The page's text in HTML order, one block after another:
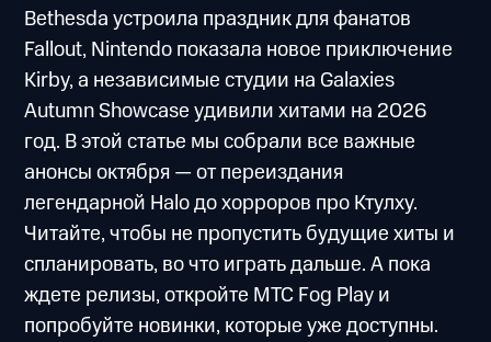
Bethesda устроила праздник для фанатов
Fallout, Nintendo показала новое приключение
Kirby, а независимые студии на Galaxies
Autumn Showcase удивили хитами на 2026
год. В этой статье мы собрали все важные
анонсы октября — от переиздания
легендарной Halo до хорроров про Ктулху.
Читайте, чтобы не пропустить будущие хиты и
спланировать, во что играть дальше. А пока
ждете релизы, откройте МТС Fog Play и
попробуйте новинки, которые уже доступны.